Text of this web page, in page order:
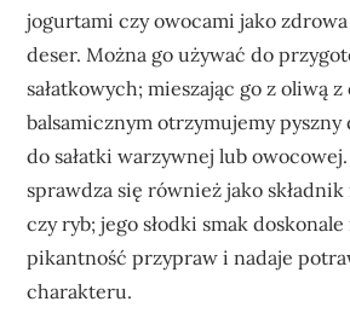
jogurtami czy owocami jako
deser. Można go używać do
sałatkowych; mieszając go z oliwą
balsamicznym otrzymujemy
do sałatki warzywnej lub
sprawdza się również jako
czy ryb; jego słodki smak
pikantność przypraw i nadaje
charakteru.